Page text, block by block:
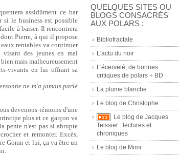
QUELQUES SITES OU
BLOGS CONSACRÉS
AUX POLARS :
Bibliofractale
L'actu du noir
L'écervelé, de bonnes
critiques de polars + BD
La plume blanche
Le blog de Christophe
Le blog de Jacques
Teissier : lectures et
chroniques
Le blog de Mimi
assidûment ce bar
le business est possible
à baiser. Il rencontrera
Pierre, à qui il propose
rentables va continuer
visant des jeunes en mal
mais malheureusement
vivants en lui offrant sa
ne m'a jamais parlé
devenons témoins d'une
plus et ce garçon va
pente n'est pas si abrupte
et remonter. Excès,
Goran et lui, ça va être un